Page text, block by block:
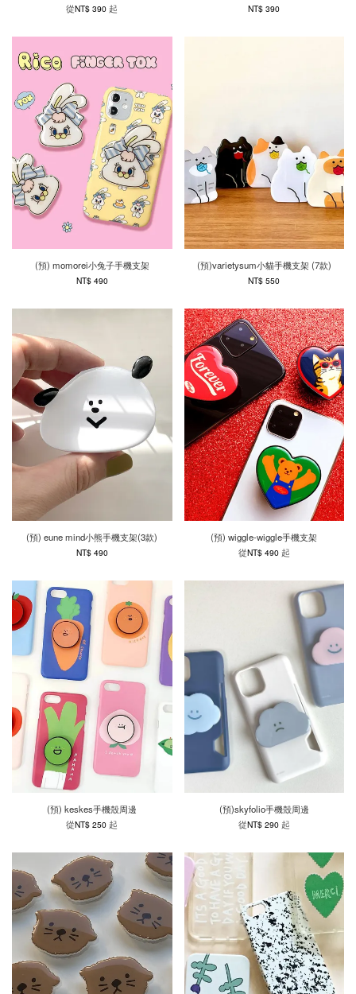
從NT$ 390起 NT$ 390
(預) momorei小兔子手機支架
NT$ 490
(預)varietysum小貓手機支架 (7款)
NT$ 550
(預) eune mind小熊手機支架(3款)
NT$ 490
(預) wiggle-wiggle手機支架
從NT$ 490 起
(預) keskes手機殼周邊
從NT$ 250起
(預)skyfolio手機殼周邊
從NT$ 290 起